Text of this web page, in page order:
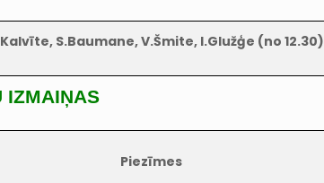
S.Baumane, V.Šmite, I.Glužģe (no 12.30)
IZMAIŅAS
Piezīmes